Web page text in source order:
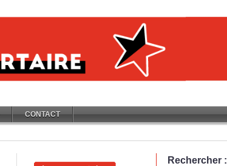
CONTACT
Rechercher :